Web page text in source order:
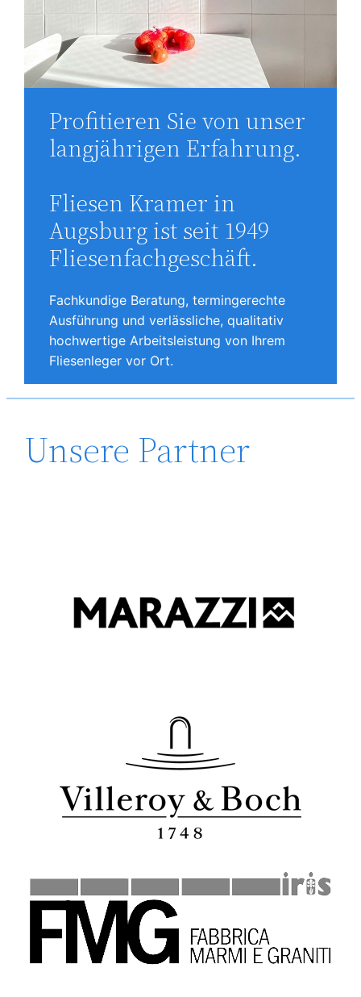
Profitieren Sie von unser
langjährigen Erfahrung.
Fliesen Kramer in
Augsburg ist seit 1949
Fliesenfachgeschäft.
Fachkundige Beratung, termingerechte
Ausführung und verlässliche, qualitativ
hochwertige Arbeitsleistung von Ihrem
Fliesenleger vor Ort.
Unsere Partner